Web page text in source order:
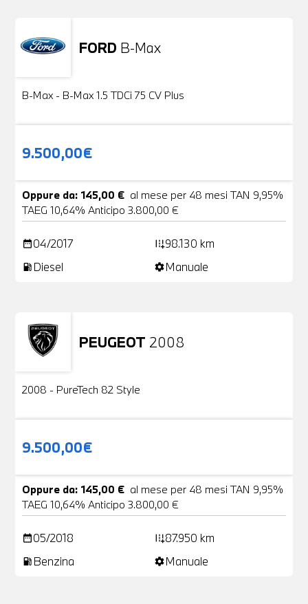
FORD B-Max
B-Max - B-Max 1.5 TDCi 75 CV Plus
9.500,00€
Oppure da: 145,00 € al mese per 48 mesi TAN 9,95%
TAEG 10,64% Anticipo 3.800,00 €
date_range04/2017 add_road98.130 km
local_gas_station Diesel settingsManuale
PEUGEOT 2008
Usato
2008 - PureTech 82 Style
9.500,00€
Oppure da: 145,00 € al mese per 48 mesi TAN 9,95%
TAEG 10,64% Anticipo 3.800,00 €
date_range05/2018 add_road87.950 km
local_gas_station Benzina settingsManuale